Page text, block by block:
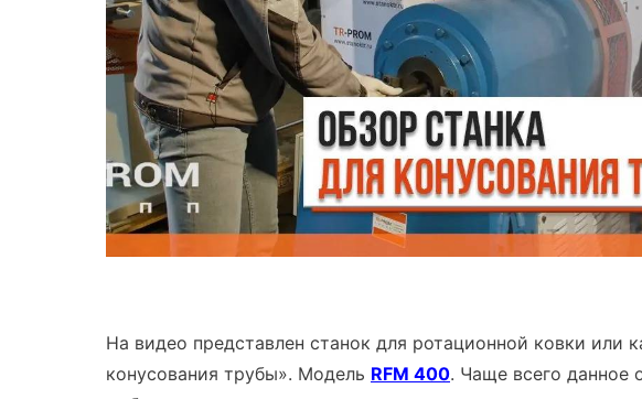
На видео представлен станок для ротационной ковки или
конусования трубы». Модель RFM 400. Чаще всего данное